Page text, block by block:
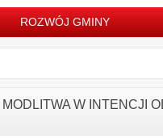
ROZWÓJ GMINY
W INTENCJI